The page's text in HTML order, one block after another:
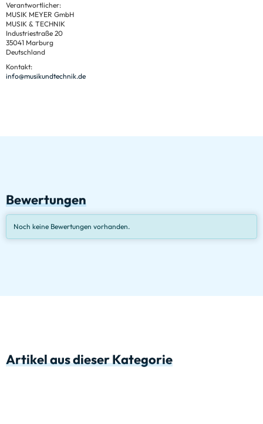
Verantwortlicher:
MUSIK MEYER GmbH
MUSIK & TECHNIK
Industriestraße 20
35041 Marburg
Deutschland
Kontakt:
info@musikundtechnik.de
Bewertungen
Noch keine Bewertungen vorhanden.
Artikel aus dieser Kategorie